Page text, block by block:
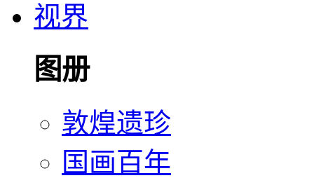
视界
图册
敦煌遗珍
国画百年